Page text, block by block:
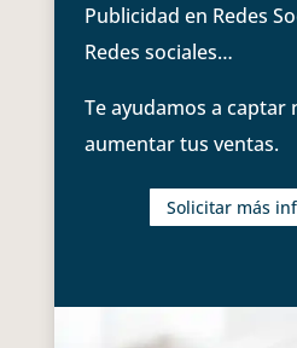
Publicidad en Redes
Redes sociales…
Te ayudamos a captar
aumentar tus ventas.
Solicitar más